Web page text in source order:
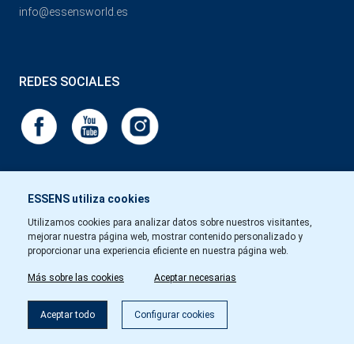
ESSENS utiliza cookies
Utilizamos cookies para analizar datos sobre nuestros visitantes,
mejorar nuestra página web, mostrar contenido personalizado y
proporcionar una experiencia eficiente en nuestra página web.
Más sobre las cookies Aceptar necesarias
Aceptar todo Configurar cookies
info@essensworld.es
REDES SOCIALES